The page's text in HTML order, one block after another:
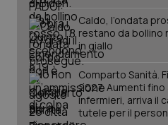
Caldo, l’ondata
restano da bollino
in giallo
Comparto Sanità.
2027. Aumenti
infermieri, arriva il
tutele per il